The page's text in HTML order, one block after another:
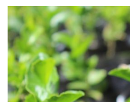
Implementan
programa
de
preservación
de
especies
nativas
y